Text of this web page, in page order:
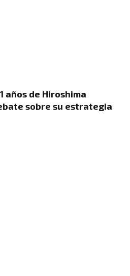
años de Hiroshima
sobre su estrategia